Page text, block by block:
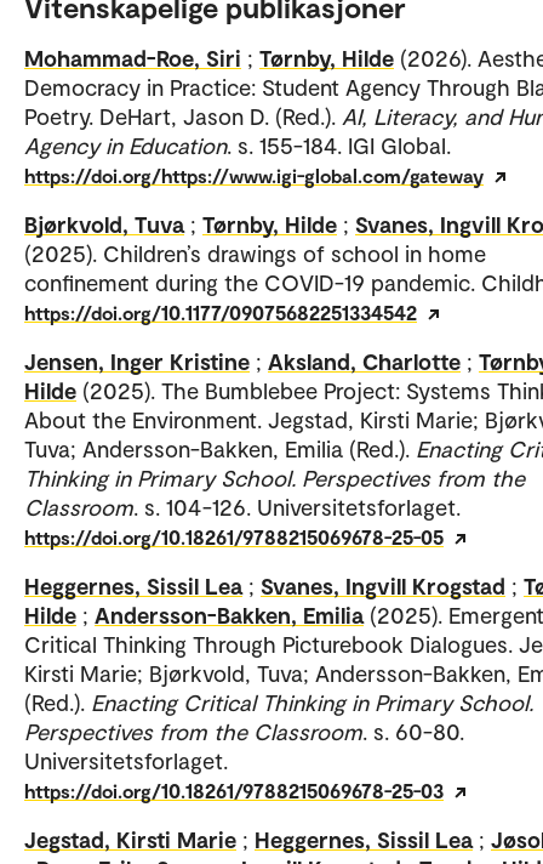
Mohammad-Roe, Siri ; Tørnby, Hilde (2026).
Democracy in Practice: Student Agency Through
Poetry. DeHart, Jason D. (Red.). AI, Literacy, and
Agency in Education. s. 155-184. IGI Global.
https://doi.org/https://www.igi-global.com/gateway
Bjørkvold, Tuva ; Tørnby, Hilde ; Svanes, Ingvill
(2025). Children’s drawings of school in home
confinement during the COVID-19 pandemic.
https://doi.org/10.1177/09075682251334542
Jensen, Inger Kristine ; Aksland, Charlotte ;
Hilde (2025). The Bumblebee Project: Systems
About the Environment. Jegstad, Kirsti Marie;
Tuva; Andersson-Bakken, Emilia (Red.). Enacting
Thinking in Primary School. Perspectives from the
Classroom. s. 104-126. Universitetsforlaget.
https://doi.org/10.18261/9788215069678-25-05
Heggernes, Sissil Lea ; Svanes, Ingvill Krogstad ;
Hilde ; Andersson-Bakken, Emilia (2025). Emergent
Critical Thinking Through Picturebook Dialogues.
Kirsti Marie; Bjørkvold, Tuva; Andersson-Bakken,
(Red.). Enacting Critical Thinking in Primary School.
Perspectives from the Classroom. s. 60-80.
Universitetsforlaget.
https://doi.org/10.18261/9788215069678-25-03
Jegstad, Kirsti Marie ; Heggernes, Sissil Lea ;